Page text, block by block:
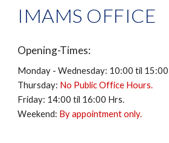
IMAMS OFFICE
Opening-Times:
Monday -Wednesday: 10:00til 15:00
Thursday: No Public Office Hours.
Friday: 14:00til 16:00 Hrs.
Weekend: By appointment only.